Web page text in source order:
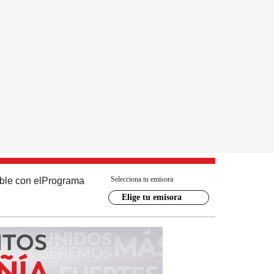
con el Programa Selecciona tu emisora
Elige tu emisora